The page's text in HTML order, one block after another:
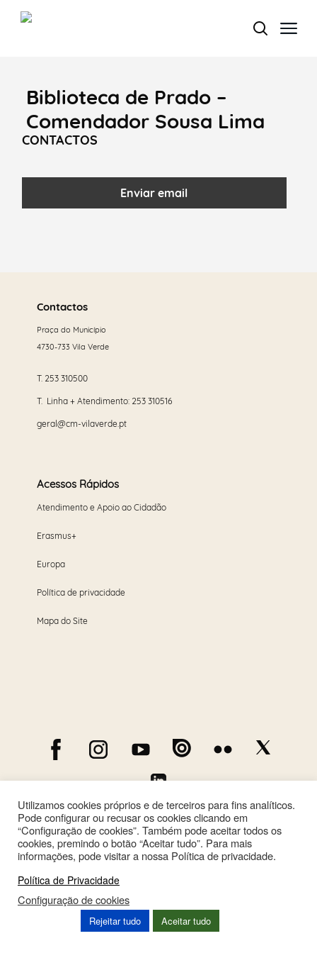
Termo de Pesquisa
Categorias gerais
Biblioteca de Prado –
Comendador Sousa Lima
CONTACTOS
Enviar email
maisContactos
Praça do Município
4730-733 Vila Verde
T. 253 310500
T. Linha + Atendimento: 253 310516
geral@cm-vilaverde.pt
Acessos Rápidos
Atendimento e Apoio ao Cidadão
Erasmus+
Europa
Política de privacidade
Mapa do Site
Utilizamos cookies próprios e de terceiros para fins analíticos.
Pode configurar ou recusar os cookies clicando em
“Configuração de cookies”. Também pode aceitar todos os
cookies, premindo o botão “Aceitar tudo”. Para mais
informações, pode visitar a nossa Política de privacidade.
Política de Privacidade
Configuração de cookies
Rejeitar tudo Aceitar tudo
This site is registered onwpml.orgas a development site. Switch to a production
site key toremove this banner.